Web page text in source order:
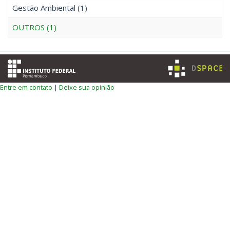
Gestão Ambiental (1)
OUTROS (1)
Entre em contato | Deixe sua opinião